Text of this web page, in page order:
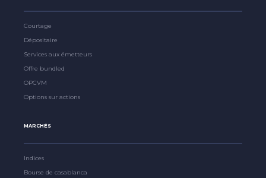
Courtage
Dépositaire
Services aux émetteurs
Offre bundled
OPCVM
Options sur actions
MARCHÉS
Indices
Bourse de casablanca